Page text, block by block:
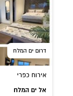
דרום ים המלח
אירוח כפרי
אל ים המלח